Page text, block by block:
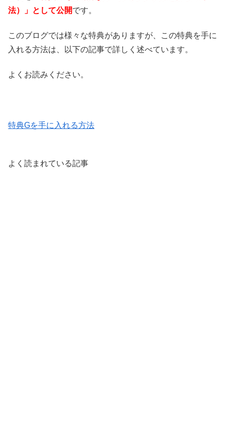
法）」として公開です。
このブログでは様々な特典がありますが、この特典を手に
入れる方法は、以下の記事で詳しく述べています。
よくお読みください。
特典Gを手に入れる方法
よく読まれている記事